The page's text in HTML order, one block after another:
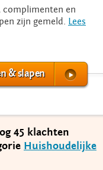
complimenten en
zijn gemeld. Lees
& slapen
45 klachten
Huishoudelijke